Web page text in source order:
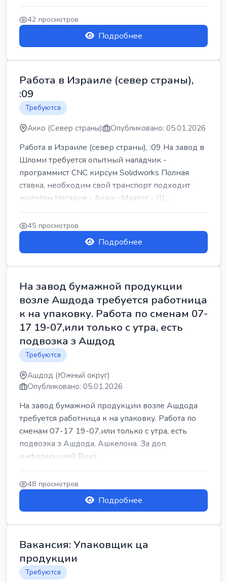
42 просмотров
Подробнее
Работа в Израиле (север страны),
:09
Требуются
Акко (Север страны) Опубликовано: 05.01.2026
Работа в Израиле (север страны), :09 На завод в
Шломи требуется опытный наладчик -
программист CNC кирсум Solidworks Полная
ставка, необходим свой транспорт подходит
жителям Нагария - Акко--Маалот - Ш...
45 просмотров
Подробнее
На завод бумажной продукции
возле Ашдода требуется работница
к на упаковку. Работа по сменам 07-
17 19-07,или только с утра, есть
подвозка з Ашдод
Требуются
Ашдод (Южный округ)
Опубликовано: 05.01.2026
На завод бумажной продукции возле Ашдода
требуется работница к на упаковку. Работа по
сменам 07-17 19-07,или только с утра, есть
подвозка з Ашдода, Ашкелона. За доп.
информацией Вика
48 просмотров
Подробнее
Вакансия: Упаковщик ца
продукции
Требуются